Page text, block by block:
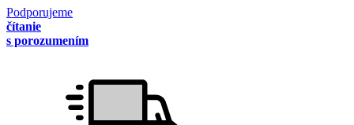
Podporujeme
čítanie
s porozumením